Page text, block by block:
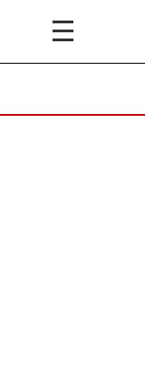
☰